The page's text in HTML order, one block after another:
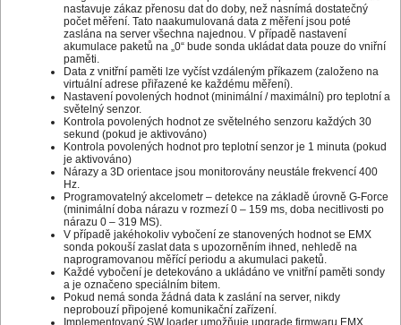
nastavuje zákaz přenosu dat do doby, než nasnímá dostatečný
počet měření. Tato naakumulovaná data z měření jsou poté
zaslána na server všechna najednou. V případě nastavení
akumulace paketů na „0“ bude sonda ukládat data pouze do vniřní
paměti.
Data z vnitřní paměti lze vyčíst vzdáleným příkazem (založeno na
virtuální adrese přiřazené ke každému měření).
Nastavení povolených hodnot (minimální / maximální) pro teplotní a
světelný senzor.
Kontrola povolených hodnot ze světelného senzoru každých 30
sekund (pokud je aktivováno)
Kontrola povolených hodnot pro teplotní senzor je 1 minuta (pokud
je aktivováno)
Nárazy a 3D orientace jsou monitorovány neustále frekvencí 400
Hz.
Programovatelný akcelometr – detekce na základě úrovně G-Force
(minimální doba nárazu v rozmezí 0 – 159 ms, doba necitlivosti po
nárazu 0 – 319 MS).
V případě jakéhokoliv vybočení ze stanovených hodnot se EMX
sonda pokouší zaslat data s upozorněním ihned, nehledě na
naprogramovanou měřící periodu a akumulaci paketů.
Každé vybočení je detekováno a ukládáno ve vnitřní paměti sondy
a je označeno speciálním bitem.
Pokud nemá sonda žádná data k zaslání na server, nikdy
neprobouzí připojené komunikační zařízení.